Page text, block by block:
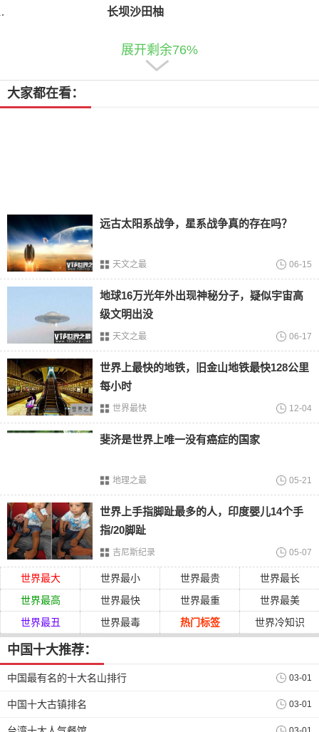
长坝沙田柚
家地理标志产品，柚子的果型优美，吃起来果肉清甜脆嫩，
翁源三华李是韶关当地有名的特产水果吃起来口感脆嫩，酸
甜可口。这个品种的水果已经成为地方经济支柱的一部分。
仁化白毛茶
仁化白毛茶是韶关岭南的特产，这种绿茶表面覆盖有银色的
毫，也是因此而得名，冲泡的茶汤清淡喝起来口味甘甜，带
有独特的天然兰花 香味。
新丰佛手瓜
新丰佛手瓜是韶关有名的特产蔬菜，有着丰富的营养外形，
看上去也比较有特点。是当地优质的农产品，具有营养健康
安全美味等特点。
展开剩余76%
大家都在看：
远古太阳系战争，星系战争真的存在吗？
天文之最 06-15
地球16万光年外出现神秘分子，疑似宇宙高
级文明出没
天文之最 06-17
世界上最快的地铁，旧金山地铁最快128公里
每小时
世界最快 12-04
斐济是世界上唯一没有癌症的国家
地理之最 05-21
世界上手指脚趾最多的人，印度婴儿14个手
指/20脚趾
吉尼斯纪录 05-07
世界最大 世界最小 世界最贵
世界最长
世界最高
世界最快 世界最重
世界最美
世界最丑
世界最毒 热门标签 世界冷知识
中国十大推荐：
中国最有名的十大名山排行 03-01
中国十大古镇排名 03-01